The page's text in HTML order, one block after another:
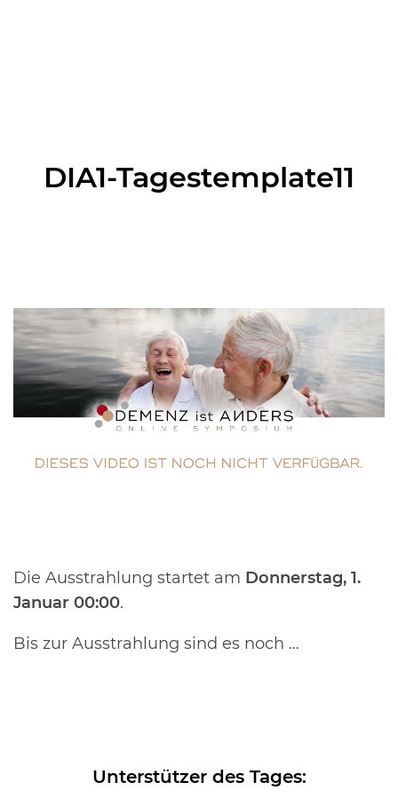
DIA1-Tagestemplate11
Die Ausstrahlung startet am Donnerstag, 1.
Januar 00:00.
Bis zur Ausstrahlung sind es noch …
Unterstützer des Tages: